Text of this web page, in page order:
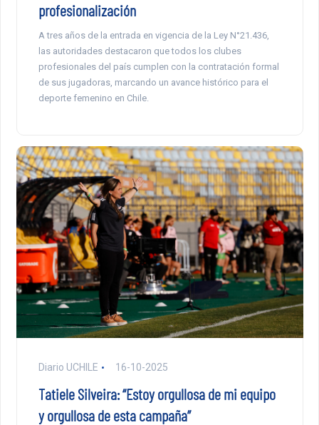
profesionalización
A tres años de la entrada en vigencia de la Ley N°21.436,
las autoridades destacaron que todos los clubes
profesionales del país cumplen con la contratación formal
de sus jugadoras, marcando un avance histórico para el
deporte femenino en Chile.
Diario UCHILE 16-10-2025
Tatiele Silveira: “Estoy orgullosa de mi equipo
y orgullosa de esta campaña”